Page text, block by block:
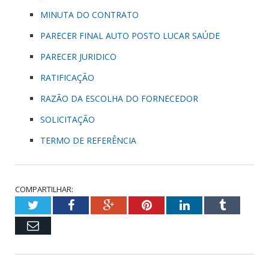
MINUTA DO CONTRATO
PARECER FINAL AUTO POSTO LUCAR SAÚDE
PARECER JURIDICO
RATIFICAÇÃO
RAZÃO DA ESCOLHA DO FORNECEDOR
SOLICITAÇÃO
TERMO DE REFERÊNCIA
COMPARTILHAR:
TwitterFacebookGoogle+PinterestLinkedInTumblr
Email